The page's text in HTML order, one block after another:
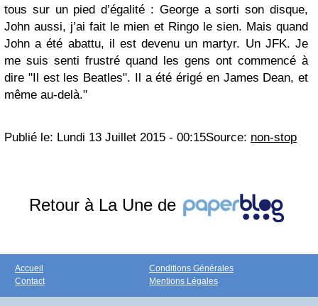
tous sur un pied d’égalité : George a sorti son disque,
John aussi, j’ai fait le mien et Ringo le sien. Mais quand
John a été abattu, il est devenu un martyr. Un JFK. Je
me suis senti frustré quand les gens ont commencé à
dire "Il est les Beatles". Il a été érigé en James Dean, et
même au-delà."
Publié le: Lundi 13 Juillet 2015 - 00:15Source: non-stop
Retour à La Une de
Accueil
Contact
Conditions Générales
Mentions Légales